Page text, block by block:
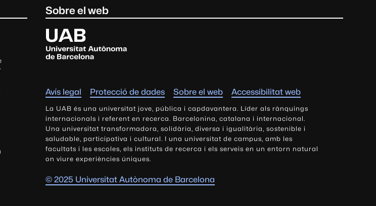
Sobre el web
U
n
i
s
i
t
a
t
A
u
t
ò
Avís legal Protecció de dades Sobre el web Accessibilitat web
La UAB és una universitat jove, pública i capdavantera. Líder als rànquings
internacionals i referent en recerca. Barcelonina, catalana i internacional.
Una universitat transformadora, solidària, diversa i igualitària, sostenible i
saludable, participativa i cultural. I una universitat de campus, amb les
facultats i les escoles, els instituts de recerca i els serveis en un entorn natural
on viure experiències úniques.
© 2025 Universitat Autònoma de Barcelona